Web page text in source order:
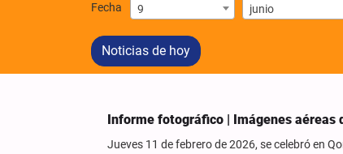
Fecha 9 junio
Noticias de hoy
Informe fotográfico | Imágenes aéreas
Jueves 11 de febrero de 2026, se celebró en